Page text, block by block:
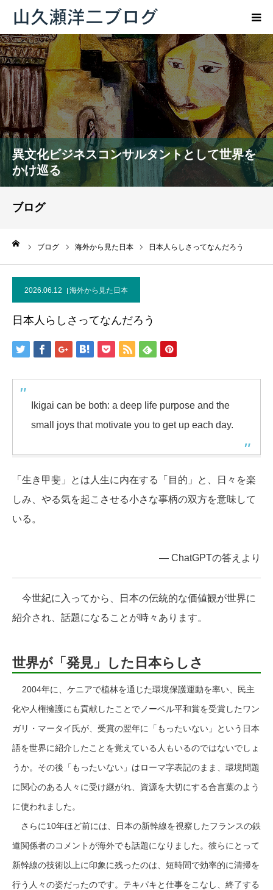
異文化ビジネスコンサルタントとして世界を
かけ巡る
ブログ
ブログ 海外から見た日本 日本人らしさってなんだろう
2026.06.12 海外から見た日本
日本人らしさってなんだろう
Ikigai can be both: a deep life purpose and the
small joys that motivate you to get up each day.
「生き甲斐」とは人生に内在する「目的」と、日々を楽
しみ、やる気を起こさせる小さな事柄の双方を意味して
いる。
― ChatGPTの答えより
今世紀に入ってから、日本の伝統的な価値観が世界に
紹介され、話題になることが時々あります。
世界が「発見」した日本らしさ
2004年に、ケニアで植林を通じた環境保護運動を率い、民主
化や人権擁護にも貢献したことでノーベル平和賞を受賞したワン
ガリ・マータイ氏が、受賞の翌年に「もったいない」という日本
語を世界に紹介したことを覚えている人もいるのではないでしょ
うか。その後「もったいない」はローマ字表記のまま、環境問題
に関心のある人々に受け継がれ、資源を大切にする合言葉のよう
に使われました。
さらに10年ほど前には、日本の新幹線を視察したフランスの鉄
道関係者のコメントが海外でも話題になりました。彼らにとって
新幹線の技術以上に印象に残ったのは、短時間で効率的に清掃を
行う人々の姿だったのです。テキパキと仕事をこなし、終了する
トップページ
ブログ
プロフィール
お問い合わせ